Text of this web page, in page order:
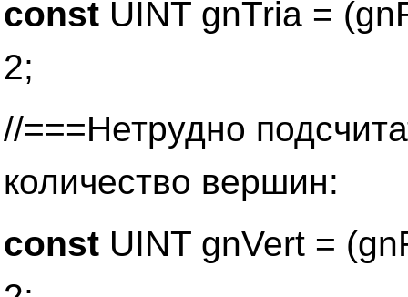
const UINT gnTria =
2;
//===Нетрудно
количество вершин:
const UINT gnVert =